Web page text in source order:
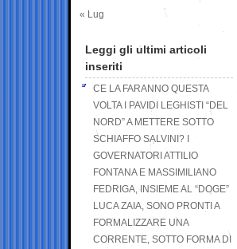
« Lug
Leggi gli ultimi articoli
inseriti
CE LA FARANNO QUESTA
VOLTA I PAVIDI LEGHISTI “DEL
NORD” A METTERE SOTTO
SCHIAFFO SALVINI? I
GOVERNATORI ATTILIO
FONTANA E MASSIMILIANO
FEDRIGA, INSIEME AL “DOGE”
LUCA ZAIA, SONO PRONTI A
FORMALIZZARE UNA
CORRENTE, SOTTO FORMA DI